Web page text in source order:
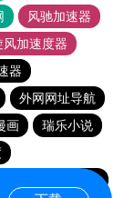
风驰加速器
风加速度器
器
外网网址导航
画
瑞乐小说
雷霆加速